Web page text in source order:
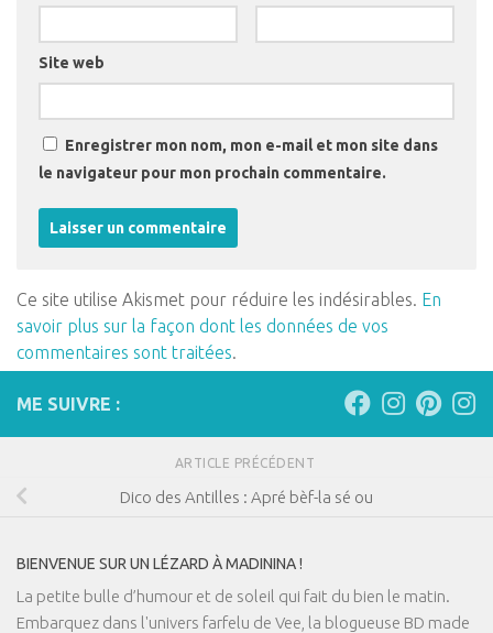
Site web
Enregistrer mon nom, mon e-mail et mon site dans
le navigateur pour mon prochain commentaire.
Ce site utilise Akismet pour réduire les indésirables. En
savoir plus sur la façon dont les données de vos
commentaires sont traitées.
ME SUIVRE :
ARTICLE PRÉCÉDENT
Dico des Antilles : Apré bèf-la sé ou
BIENVENUE SUR UN LÉZARD À MADININA !
La petite bulle d’humour et de soleil qui fait du bien le matin.
Embarquez dans l'univers farfelu de Vee, la blogueuse BD made